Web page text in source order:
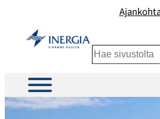
Etsi